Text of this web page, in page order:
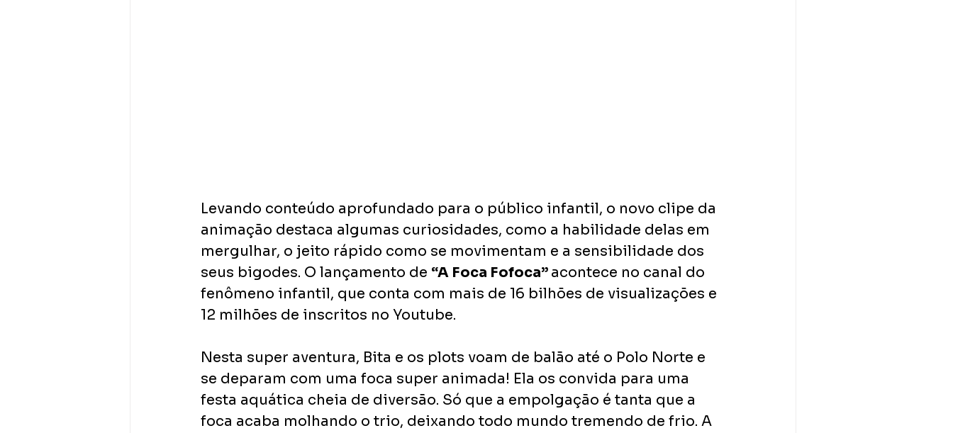
Levando conteúdo aprofundado para o público infantil, o novo clipe da
animação destaca algumas curiosidades, como a habilidade delas em
mergulhar, o jeito rápido como se movimentam e a sensibilidade dos
seus bigodes. O lançamento de “A Foca Fofoca” acontece no canal do
fenômeno infantil, que conta com mais de 16 bilhões de visualizações e
12 milhões de inscritos no Youtube.
Nesta super aventura, Bita e os plots voam de balão até o Polo Norte e
se deparam com uma foca super animada! Ela os convida para uma
festa aquática cheia de diversão. Só que a empolgação é tanta que a
foca acaba molhando o trio, deixando todo mundo tremendo de frio. A